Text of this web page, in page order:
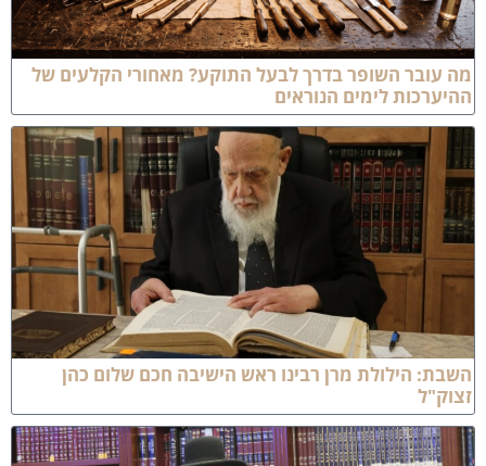
עובר השופר בדרך לבעל התוקע? מאחורי הקלעים של
לימים הנוראים
הילולת מרן רבינו ראש הישיבה חכם שלום כהן